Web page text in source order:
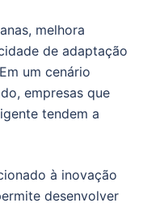
melhora
de adaptação
um cenário
empresas que
tendem a
à inovação
desenvolver